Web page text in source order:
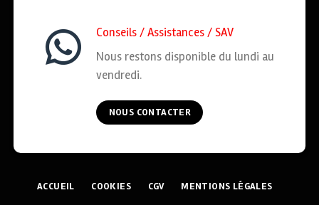
Conseils / Assistances / SAV
Nous restons disponible du lundi au
vendredi.
NOUS CONTACTER
ACCUEIL COOKIES CGV MENTIONS LÉGALES